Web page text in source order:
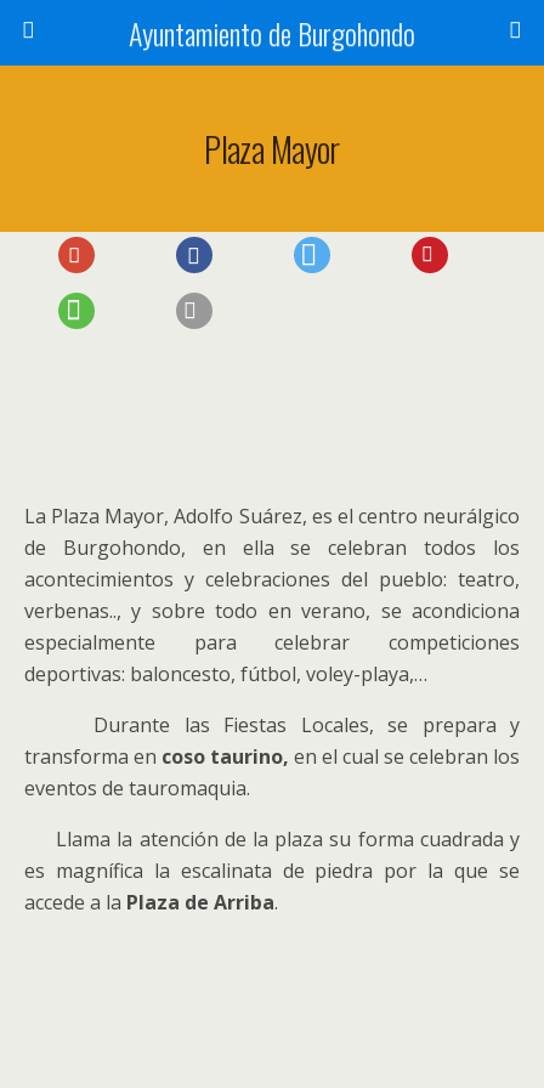
Ayuntamiento de Burgohondo
Plaza Mayor
La Plaza Mayor, Adolfo Suárez, es el centro neurálgico
de Burgohondo, en ella se celebran todos los
acontecimientos y celebraciones del pueblo: teatro,
verbenas.., y sobre todo en verano, se acondiciona
especialmente para celebrar competiciones
deportivas: baloncesto, fútbol, voley-playa,…
Durante las Fiestas Locales, se prepara y
transforma en coso taurino, en el cual se celebran los
eventos de tauromaquia.
Llama la atención de la plaza su forma cuadrada y
es magnífica la escalinata de piedra por la que se
accede a la Plaza de Arriba.